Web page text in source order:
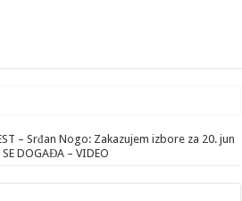
greška Palantira u
– Srđan Nogo: Zakazujem izbore za 20. jun
DOGAĐA – VIDEO